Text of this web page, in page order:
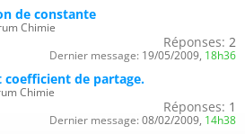
de constante
Chimie
Réponses: 2
Dernier message: 19/05/2009, 18h36
de partage.
Chimie
Réponses: 1
Dernier message: 08/02/2009, 14h38